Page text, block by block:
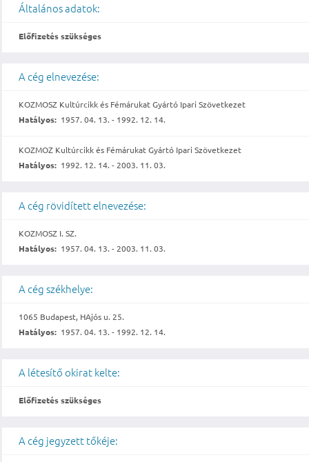
Általános adatok:
Előfizetés szükséges
A cég elnevezése:
KOZMOSZ Kultúrcikk és Fémárukat Gyártó Ipari Szövetkezet
Hatályos: 1957. 04. 13. - 1992. 12. 14.
KOZMOZ Kultúrcikk és Fémárukat Gyártó Ipari Szövetkezet
Hatályos: 1992. 12. 14. - 2003. 11. 03.
A cég rövidített elnevezése:
KOZMOSZ I. SZ.
Hatályos: 1957. 04. 13. - 2003. 11. 03.
A cég székhelye:
1065 Budapest, HAjós u. 25.
Hatályos: 1957. 04. 13. - 1992. 12. 14.
A létesítő okirat kelte:
Előfizetés szükséges
A cég jegyzett tőkéje: